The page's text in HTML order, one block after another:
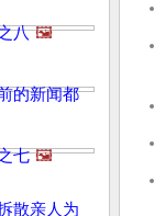
八 🖼️
的新闻都
七 🖼️
散亲人为